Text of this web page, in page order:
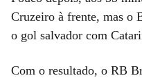
Cruzeiro à frente, mas o
o gol salvador com
Com o resultado, o RB